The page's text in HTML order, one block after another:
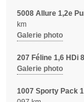
5008 Allure 1,2e
km
Galerie photo
207 Féline 1,6 HDi
Galerie photo
1007 Sporty Pack